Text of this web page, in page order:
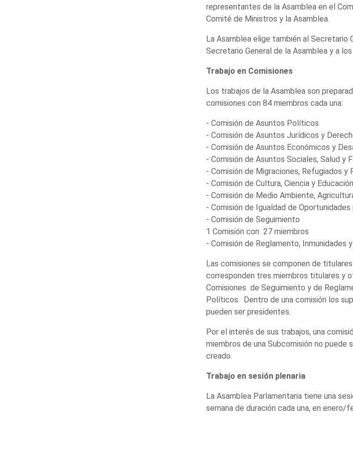
representantes de la Asamblea en el
Comité de Ministros y la Asamblea.
La Asamblea elige también al Secretario
Secretario General de la Asamblea y a
Trabajo en Comisiones
Los trabajos de la Asamblea son
comisiones con 84 miembros cada una:
- Comisión de Asuntos Políticos
- Comisión de Asuntos Jurídicos y
- Comisión de Asuntos Económicos y
- Comisión de Asuntos Sociales, Salud y
- Comisión de Migraciones, Refugiados y
- Comisión de Cultura, Ciencia y Educación
- Comisión de Medio Ambiente,
- Comisión de Igualdad de
- Comisión de Seguimiento
1 Comisión con 27 miembros
- Comisión de Reglamento, Inmunidades
Las comisiones se componen de
corresponden tres miembros titulares y
Comisiones de Seguimiento y de
Políticos. Dentro de una comisión los
pueden ser presidentes.
Por el interés de sus trabajos, una
miembros de una Subcomisión no
creado.
Trabajo en sesión plenaria
La Asamblea Parlamentaria tiene una
semana de duración cada una, en